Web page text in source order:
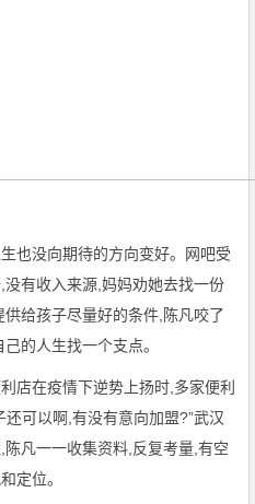
也没向期待的方向变好。网吧受
有收入来源,妈妈劝她去找一份
给孩子尽量好的条件,陈凡咬了
的人生找一个支点。
店在疫情下逆势上扬时,多家便利
可以啊,有没有意向加盟?”武汉
凡一一收集资料,反复考量,有空
定位。